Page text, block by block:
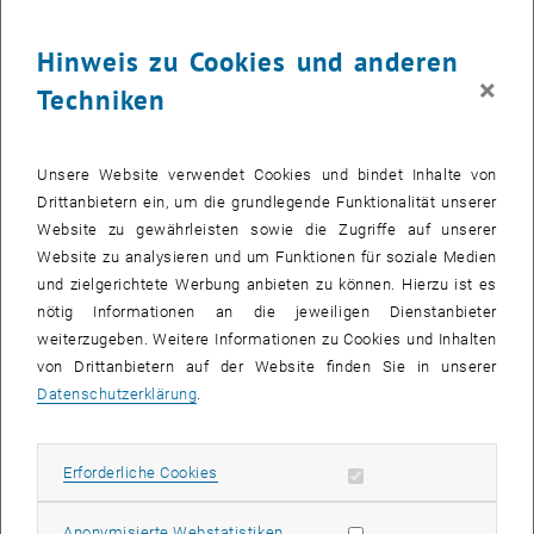
Was kann man in Mathematik heute noch forschen?
SEPT. 26
Veranstaltungstyp:
Veranstaltungsort:Kuppelsaal, TU Wien, 1040 Wien
Theaterstück “Das hat doch eine Frau erfunden!”
28 September 2026
28
SEPT. 26
Veranstaltungstyp:
Veranstaltungsort:TVFA Halle, 1040 Wien
Hinweis zu Cookies und anderen
Techniken
×
Unsere Website verwendet Cookies und bindet Inhalte von
Drittanbietern ein, um die grundlegende Funktionalität unserer
Website zu gewährleisten sowie die Zugriffe auf unserer
Website zu analysieren und um Funktionen für soziale Medien
und zielgerichtete Werbung anbieten zu können. Hierzu ist es
nötig Informationen an die jeweiligen Dienstanbieter
weiterzugeben. Weitere Informationen zu Cookies und Inhalten
von Drittanbietern auf der Website finden Sie in unserer
Datenschutzerklärung
Erforderliche Cookies Erforderliche Cookies zulassen